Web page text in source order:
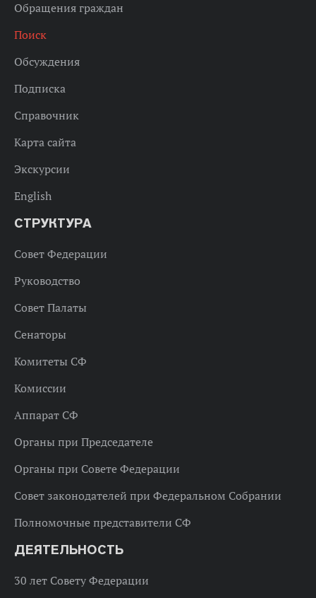
Обращения граждан
Поиск
Обсуждения
Подписка
Справочник
Карта сайта
Экскурсии
English
СТРУКТУРА
Совет Федерации
Руководство
Совет Палаты
Сенаторы
Комитеты СФ
Комиссии
Аппарат СФ
Органы при Председателе
Органы при Совете Федерации
Совет законодателей при Федеральном Собрании
Полномочные представители СФ
ДЕЯТЕЛЬНОСТЬ
30 лет Совету Федерации